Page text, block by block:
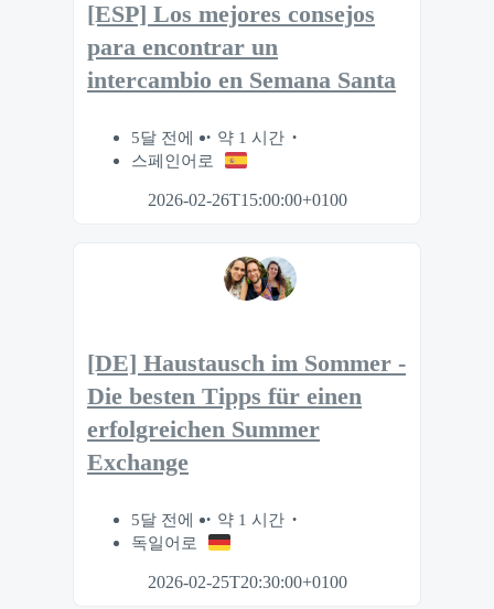
[ESP] Los mejores consejos
para encontrar un
intercambio en Semana Santa
5달 전에
약 1 시간
스페인어로
2026-02-26T15:00:00+0100
[DE] Haustausch im Sommer -
Die besten Tipps für einen
erfolgreichen Summer
Exchange
5달 전에
약 1 시간
독일어로
2026-02-25T20:30:00+0100